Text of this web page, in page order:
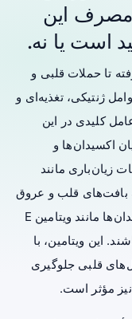
این
است یا نه.
تا حملات قلبی و
ژنتیکی، تغذیه‌ای و
کلیدی در این
اکسیدان‌ها و
زیان‌باری مانند
بافت‌های قلب و عروق
آسیب می‌زنند. در چنین شرایطی، آنتی‌اکسیدان‌ها مانند ویتامین E
این ویتامین، با
قلبی جلوگیری
مؤثر است.